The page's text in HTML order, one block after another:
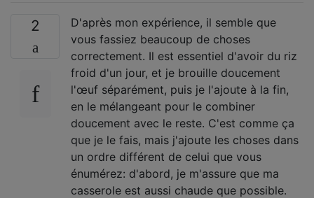
2
D'après mon expérience, il semble que
vous fassiez beaucoup de choses
correctement. Il est essentiel d'avoir du riz
froid d'un jour, et je brouille doucement
l'œuf séparément, puis je l'ajoute à la fin,
en le mélangeant pour le combiner
doucement avec le reste. C'est comme ça
que je le fais, mais j'ajoute les choses dans
un ordre différent de celui que vous
énumérez: d'abord, je m'assure que ma
casserole est aussi chaude que possible.